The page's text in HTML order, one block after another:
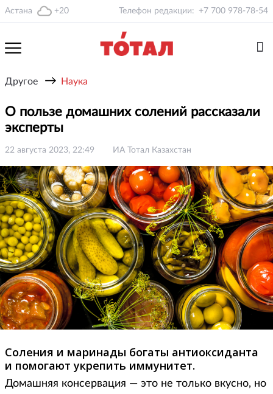
Астана +20 Телефон редакции: +7 700 978-78-54
Другое → Наука
О пользе домашних солений рассказали
эксперты
22 августа 2023, 22:49 ИА Тотал Казахстан
Соления и маринады богаты антиоксиданта
и помогают укрепить иммунитет.
Домашняя консервация — это не только вкусно, но